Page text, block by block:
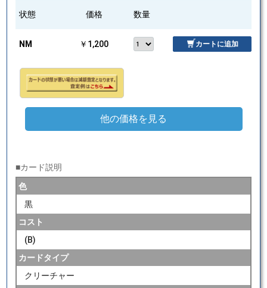
状態 価格 数量
NM ￥1,200 カートに追加
他の価格を見る
■カード説明
色
黒
コスト
(B)
カードタイプ
クリーチャー